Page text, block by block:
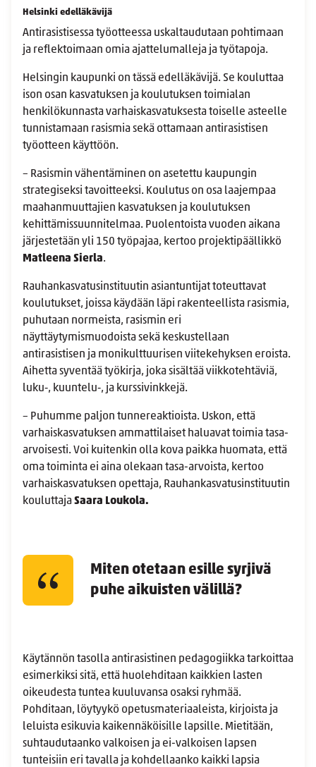
Helsinki edelläkävijä
Antirasistisessa työotteessa uskaltaudutaan pohtimaan
ja reflektoimaan omia ajattelumalleja ja työtapoja.
Helsingin kaupunki on tässä edelläkävijä. Se kouluttaa
ison osan kasvatuksen ja koulutuksen toimialan
henkilökunnasta varhaiskasvatuksesta toiselle asteelle
tunnistamaan rasismia sekä ottamaan antirasistisen
työotteen käyttöön.
– Rasismin vähentäminen on asetettu kaupungin
strategiseksi tavoitteeksi. Koulutus on osa laajempaa
maahanmuuttajien kasvatuksen ja koulutuksen
kehittämissuunnitelmaa. Puolentoista vuoden aikana
järjestetään yli 150 työpajaa, kertoo projektipäällikkö
Matleena Sierla.
Rauhankasvatusinstituutin asiantuntijat toteuttavat
koulutukset, joissa käydään läpi rakenteellista rasismia,
puhutaan normeista, rasismin eri
näyttäytymismuodoista sekä keskustellaan
antirasistisen ja monikulttuurisen viitekehyksen eroista.
Aihetta syventää työkirja, joka sisältää viikkotehtäviä,
luku‑, kuuntelu‑, ja kurssivinkkejä.
– Puhumme paljon tunnereaktioista. Uskon, että
varhaiskasvatuksen ammattilaiset haluavat toimia tasa-
arvoisesti. Voi kuitenkin olla kova paikka huomata, että
oma toiminta ei aina olekaan tasa-arvoista, kertoo
varhaiskasvatuksen opettaja, Rauhankasvatusinstituutin
kouluttajaSaara Loukola.
Miten otetaan esille syrjivä
puhe aikuisten välillä?
Käytännön tasolla antirasistinen pedagogiikka tarkoittaa
esimerkiksi sitä, että huolehditaan kaikkien lasten
oikeudesta tuntea kuuluvansa osaksi ryhmää.
Pohditaan, löytyykö opetusmateriaaleista, kirjoista ja
leluista esikuvia kaikennäköisille lapsille. Mietitään,
suhtaudutaanko valkoisen ja ei-valkoisen lapsen
tunteisiin eri tavalla ja kohdellaanko kaikki lapsia